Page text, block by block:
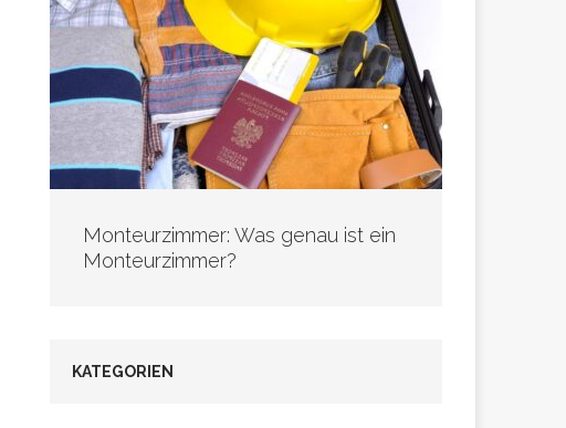
Monteurzimmer: Was genau ist ein
Monteurzimmer?
KATEGORIEN